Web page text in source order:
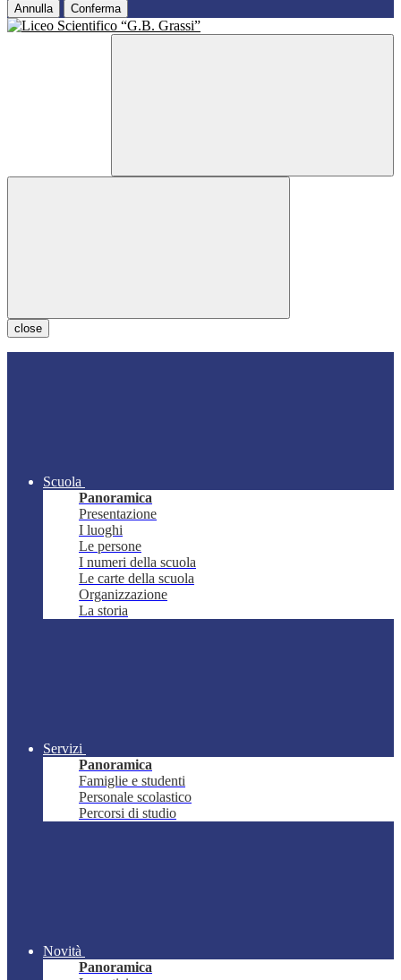
Annulla Conferma
close
Scuola
Panoramica
Presentazione
I luoghi
Le persone
I numeri della scuola
Le carte della scuola
Organizzazione
La storia
Servizi
Panoramica
Famiglie e studenti
Personale scolastico
Percorsi di studio
Novità
Panoramica